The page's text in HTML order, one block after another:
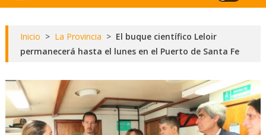
Inicio > La Provincia > El buque científico Leloir
permanecerá hasta el lunes en el Puerto de Santa Fe